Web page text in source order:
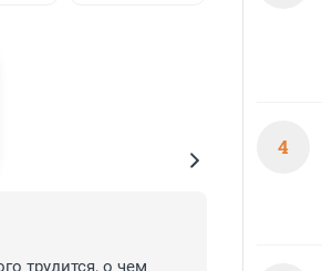
трудится, о чем
4